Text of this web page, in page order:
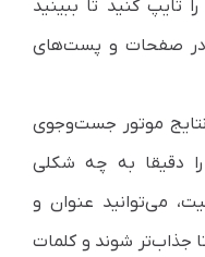
تایپ کنید تا ببینید
صفحات و پست‌های
موتور جست‌وجوی
دقیقا به چه شکلی
می‌توانید عنوان و
جذاب‌تر شوند و کلمات